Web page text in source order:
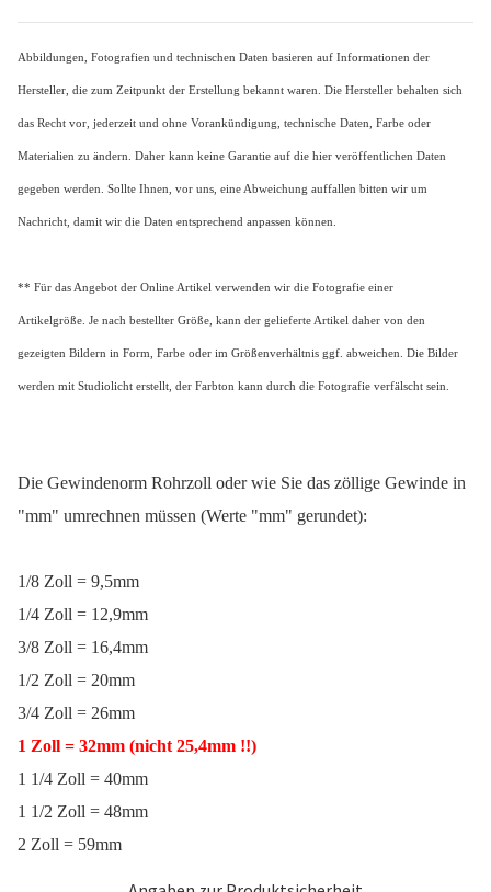
Abbildungen, Fotografien und technischen Daten basieren auf Informationen der
Hersteller, die zum Zeitpunkt der Erstellung bekannt waren. Die Hersteller behalten sich
das Recht vor, jederzeit und ohne Vorankündigung, technische Daten, Farbe oder
Materialien zu ändern. Daher kann keine Garantie auf die hier veröffentlichen Daten
gegeben werden. Sollte Ihnen, vor uns, eine Abweichung auffallen bitten wir um
Nachricht, damit wir die Daten entsprechend anpassen können.
** Für das Angebot der Online Artikel verwenden wir die Fotografie einer
Artikelgröße. Je nach bestellter Größe, kann der gelieferte Artikel daher von den
gezeigten Bildern in Form, Farbe oder im Größenverhältnis ggf. abweichen. Die Bilder
werden mit Studiolicht erstellt, der Farbton kann durch die Fotografie verfälscht sein.
Die Gewindenorm Rohrzoll oder wie Sie das zöllige Gewinde in
"mm" umrechnen müssen (Werte "mm" gerundet):
1/8 Zoll = 9,5mm
1/4 Zoll = 12,9mm
3/8 Zoll = 16,4mm
1/2 Zoll = 20mm
3/4 Zoll = 26mm
1 Zoll = 32mm (nicht 25,4mm !!)
1 1/4 Zoll = 40mm
1 1/2 Zoll = 48mm
2 Zoll = 59mm